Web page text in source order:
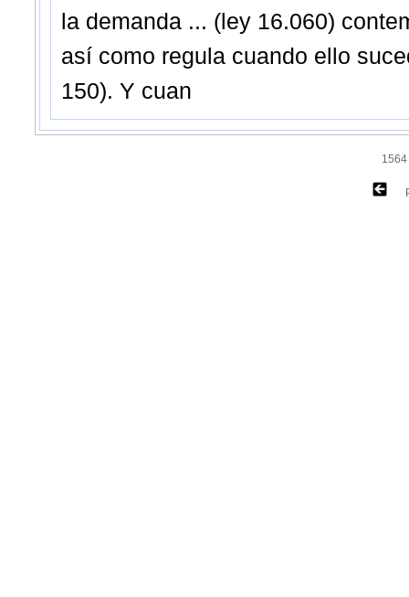
la demanda ... (ley 16.060)
así como regula cuando ello
150). Y cuan